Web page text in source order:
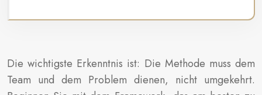
Die wichtigste Erkenntnis ist: Die Methode muss dem
Team und dem Problem dienen, nicht umgekehrt.